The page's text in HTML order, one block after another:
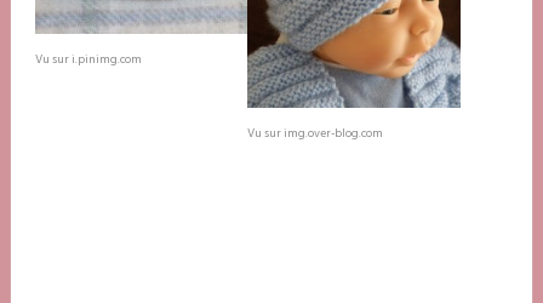
Vu sur i.pinimg.com
Vu sur img.over-blog.com